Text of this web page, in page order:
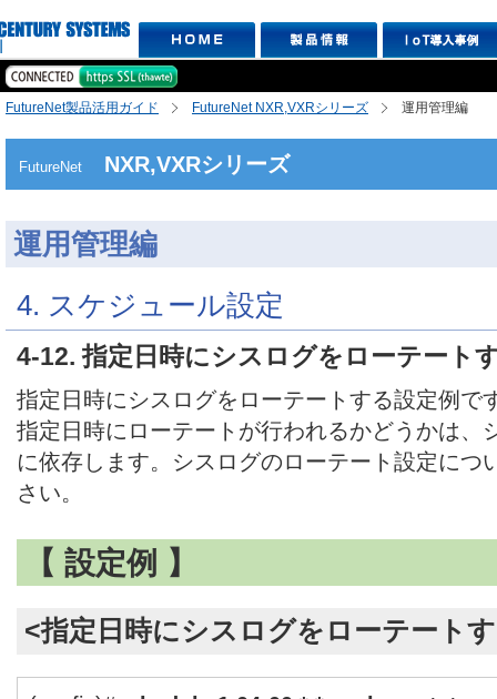
FutureNet製品活用ガイド FutureNet NXR,VXRシリーズ 運用管理編
FutureNet NXR,VXRシリーズ
運用管理編
4. スケジュール設定
4-12. 指定日時にシスログをローテート
指定日時にシスログをローテートする設定例で
指定日時にローテートが行われるかどうかは、
に依存します。シスログのローテート設定につ
さい。
【 設定例 】
<指定日時にシスログをローテート